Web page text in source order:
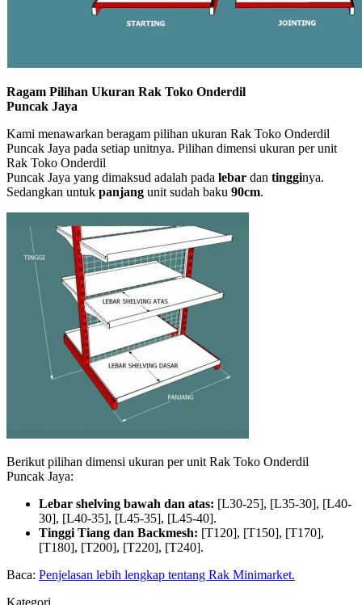
Ragam Pilihan Ukuran Rak Toko Onderdil
Puncak Jaya
Kami menawarkan beragam pilihan ukuran Rak Toko Onderdil
Puncak Jaya pada setiap unitnya. Pilihan dimensi ukuran per unit
Rak Toko Onderdil
Puncak Jaya yang dimaksud adalah pada lebar dan tingginya.
Sedangkan untuk panjang unit sudah baku 90cm.
Berikut pilihan dimensi ukuran per unit Rak Toko Onderdil
Puncak Jaya:
Lebar shelving bawah dan atas: [L30-25], [L35-30], [L40-
30], [L40-35], [L45-35], [L45-40].
Tinggi Tiang dan Backmesh: [T120], [T150], [T170],
[T180], [T200], [T220], [T240].
Baca: Penjelasan lebih lengkap tentang Rak Minimarket.
Kategori